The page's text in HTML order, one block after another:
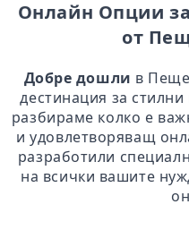
Онлайн Опции
от
Добре дошли в
дестинация за
разбираме колко е
и удовлетворяващ
разработили
на всички вашите